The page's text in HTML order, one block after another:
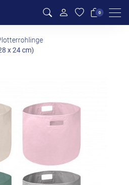
0
x 24 cm)